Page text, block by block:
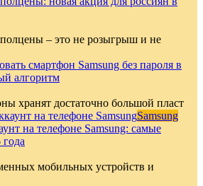
– это не розыгрыш и не
смартфон Samsung без пароля в
алгоритм
хранят достаточно большой пласт
Samsung
на телефоне Samsung: самые
мобильных устройств и